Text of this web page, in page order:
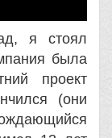
я стоял
была
проект
(они